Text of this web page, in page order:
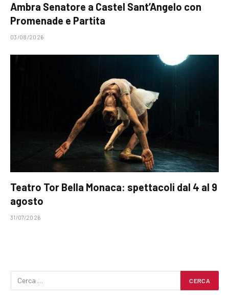
Ambra Senatore a Castel Sant’Angelo con
Promenade e Partita
03/08/2026
Teatro Tor Bella Monaca: spettacoli dal 4 al 9
agosto
31/07/2026